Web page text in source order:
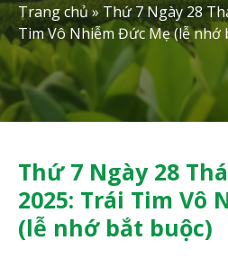
Trang chủ» Thứ 7 Ngày 28
Tim Vô Nhiễm Đức Mẹ (lễ nhớ
Thứ 7 Ngày 28
2025: Trái Tim Vô
(lễ nhớ bắt buộc)